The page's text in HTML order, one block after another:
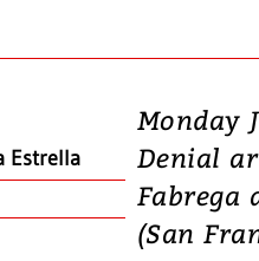
Estrella
Monday
Denial
Fabrega
(San